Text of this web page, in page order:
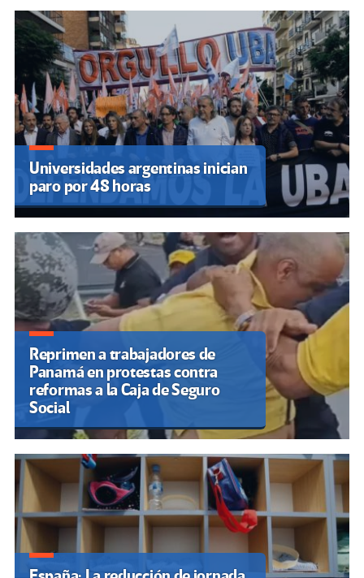
Universidades argentinas inician
paro por 48 horas
Reprimen a trabajadores de
Panamá en protestas contra
reformas a la Caja de Seguro
Social